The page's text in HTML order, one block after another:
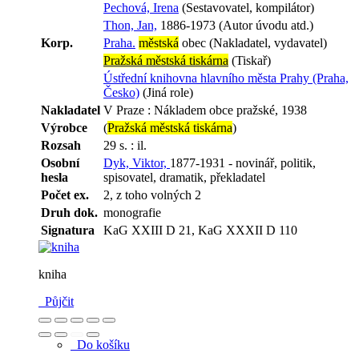
Pechová, Irena (Sestavovatel, kompilátor)
Thon, Jan, 1886-1973 (Autor úvodu atd.)
Korp.
Praha. městská obec (Nakladatel, vydavatel)
Pražská městská tiskárna (Tiskař)
Ústřední knihovna hlavního města Prahy (Praha,
Česko) (Jiná role)
Nakladatel V Praze : Nákladem obce pražské, 1938
Výrobce
(Pražská městská tiskárna)
Rozsah
29 s. : il.
Osobní
hesla
Dyk, Viktor, 1877-1931 - novinář, politik,
spisovatel, dramatik, překladatel
Počet ex.
2, z toho volných 2
Druh dok. monografie
Signatura
KaG XXIII D 21, KaG XXXII D 110
kniha
Půjčit
Do košíku